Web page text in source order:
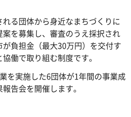
る団体から身近なまちづくりに
を募集し、審査のうえ採択され
負担金（最大30万円）を交付す
働で取り組む制度です。
を実施した6団体が1年間の事業成
告会を開催します。